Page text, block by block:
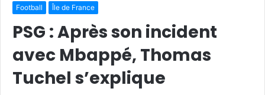
Football Île de France
PSG : Après son incident
avec Mbappé, Thomas
Tuchel s’explique